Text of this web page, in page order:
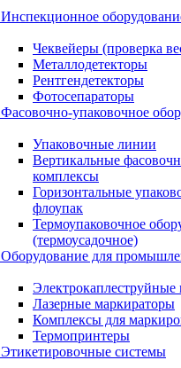
Инспекционное
Чеквейеры (проверка
Металлодетекторы
Рентгендетекторы
Фотосепараторы
Фасовочно-упаковочное
Упаковочные линии
Вертикальные
комплексы
Горизонтальные
флоупак
Термоупаковочное
(термоусадочное)
Оборудование для
Электрокаплеструйные
Лазерные маркираторы
Комплексы для
Термопринтеры
Этикетировочные системы